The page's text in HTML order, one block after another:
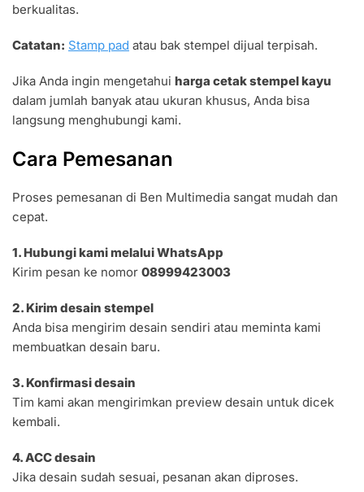
berkualitas.
Catatan: Stamp pad atau bak stempel dijual terpisah.
Jika Anda ingin mengetahui harga cetak stempel kayu
dalam jumlah banyak atau ukuran khusus, Anda bisa
langsung menghubungi kami.
Cara Pemesanan
Proses pemesanan di Ben Multimedia sangat mudah dan
cepat.
1. Hubungi kami melalui WhatsApp
Kirim pesan ke nomor 08999423003
2. Kirim desain stempel
Anda bisa mengirim desain sendiri atau meminta kami
membuatkan desain baru.
3. Konfirmasi desain
Tim kami akan mengirimkan preview desain untuk dicek
kembali.
4. ACC desain
Jika desain sudah sesuai, pesanan akan diproses.